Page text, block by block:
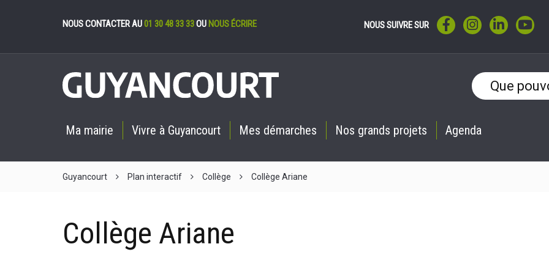
NOUS CONTACTER AU01 30 48 33 33OU NOUS ÉCRIRE NOUS SUIVRE SUR LIEN VERS LE COMPTE
LIEN VERS LE
LIEN VERS
Ma mairie Vivre à Guyancourt Mes démarches Nos grands projets Agenda
Guyancourt Plan interactif Collège Collège Ariane
Collège Ariane